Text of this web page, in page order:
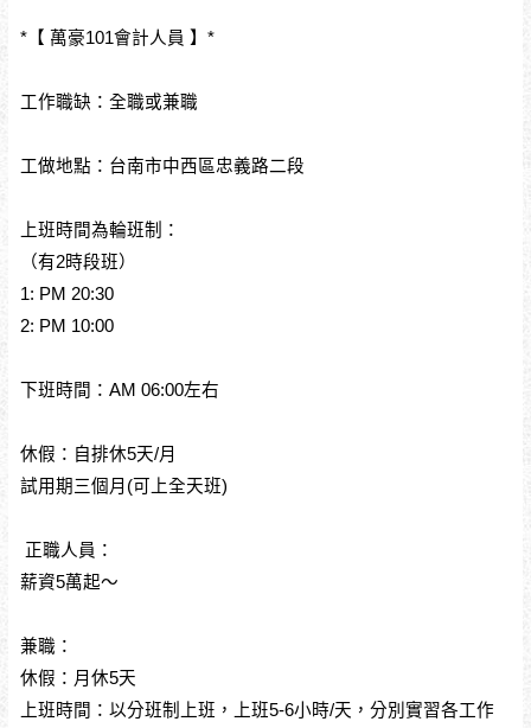
*【 萬豪101會計人員 】*
工作職缺：全職或兼職
工做地點：台南市中西區忠義路二段
上班時間為輪班制：
（有2時段班）
1: PM 20:30
2: PM 10:00
下班時間：AM 06:00左右
休假：自排休5天/月
試用期三個月(可上全天班)
正職人員：
薪資5萬起～
兼職：
休假：月休5天
上班時間：以分班制上班，上班5-6小時/天，分別實習各工作